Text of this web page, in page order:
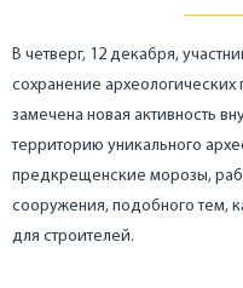
В четверг, 12 декабря,
сохранение
замечена новая активность
территорию уникального
предкрещенские морозы,
сооружения, подобного тем,
для строителей.